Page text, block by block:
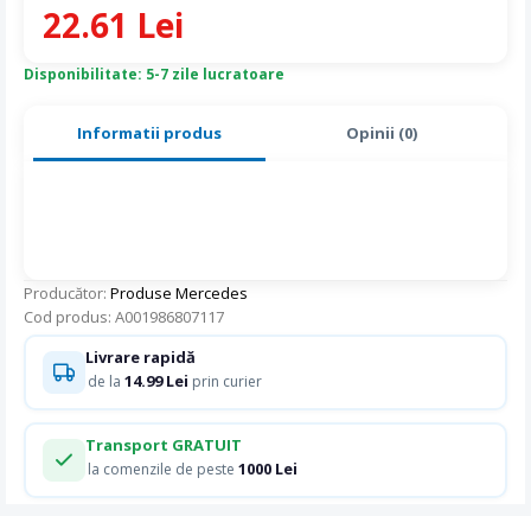
Informatii produs Opinii (0)
Producător: Produse Mercedes
Cod produs: A001986807117
Disponibilitate: 5-7 zile lucratoare
22.61 Lei
Livrare rapidă
de la 14.99 Lei prin curier
Transport GRATUIT
la comenzile de peste 1000 Lei